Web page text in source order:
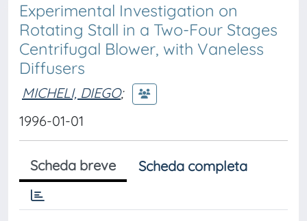
Experimental Investigation on
Rotating Stall in a Two-Four Stages
Centrifugal Blower, with Vaneless
Diffusers
MICHELI, DIEGO;
1996-01-01
Scheda breve Scheda completa